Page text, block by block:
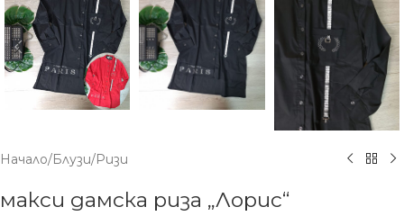
Начало/Блузи/Ризи
макси дамска риза „Лорис“